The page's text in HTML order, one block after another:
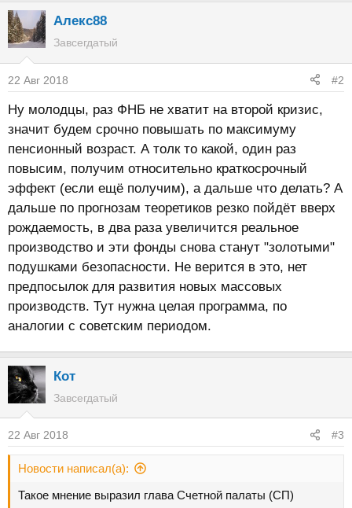
Алекс88
Завсегдатый
22 Авг 2018 #2
Ну молодцы, раз ФНБ не хватит на второй кризис,
значит будем срочно повышать по максимуму
пенсионный возраст. А толк то какой, один раз
повысим, получим относительно краткосрочный
эффект (если ещё получим), а дальше что делать? А
дальше по прогнозам теоретиков резко пойдёт вверх
рождаемость, в два раза увеличится реальное
производство и эти фонды снова станут "золотыми"
подушками безопасности. Не верится в это, нет
предпосылок для развития новых массовых
производств. Тут нужна целая программа, по
аналогии с советским периодом.
Кот
Завсегдатый
22 Авг 2018 #3
Новости написал(а):
Такое мнение выразил глава Счетной палаты (СП)